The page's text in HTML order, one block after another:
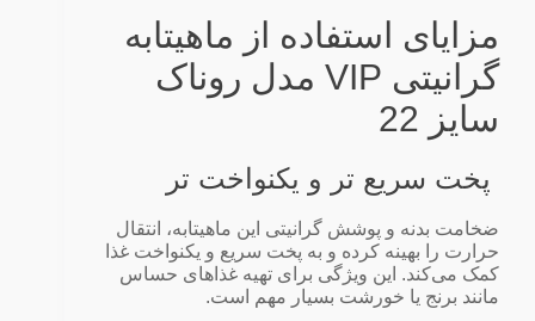
مزایای استفاده از ماهیتابه
گرانیتی VIP مدل روناک
سایز 22
پخت سریع‌ تر و یکنواخت‌ تر
ضخامت بدنه و پوشش گرانیتی این ماهیتابه، انتقال
حرارت را بهینه کرده و به پخت سریع و یکنواخت غذا
کمک می‌کند. این ویژگی برای تهیه غذاهای حساس
مانند برنج یا خورشت بسیار مهم است.